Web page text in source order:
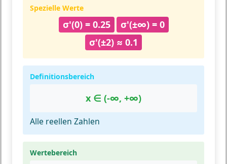
Spezielle Werte
σ'(0) = 0.25
σ'(±∞) = 0
σ'(±2) ≈ 0.1
Definitionsbereich
x ∈ (-∞, +∞)
Alle reellen Zahlen
Wertebereich